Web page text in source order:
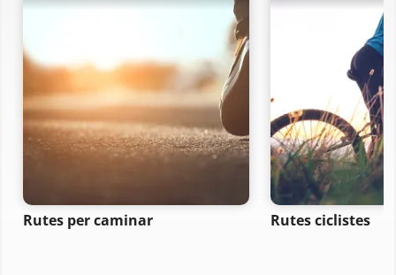
Rutes per caminar Rutes ciclistes